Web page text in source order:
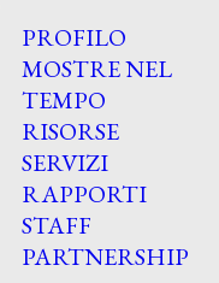
PROFILO
MOSTRE NEL
TEMPO
RISORSE
SERVIZI
RAPPORTI
STAFF
PARTNERSHIP